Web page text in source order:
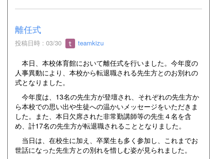
離任式
投稿日時 : 03/30 teamkizu
本日、本校体育館において離任式を行いました。今年度の
人事異動により、本校から転退職される先生方とのお別れの
式となりました。
今年度は、13名の先生方が登壇され、それぞれの先生方か
ら本校での思い出や生徒への温かいメッセージをいただきま
した。また、本日欠席された非常勤講師等の先生４名を含
め、計17名の先生方が転退職されることとなりました。
当日は、在校生に加え、卒業生も多く参加し、これまでお
世話になった先生方との別れを惜しむ姿が見られました。